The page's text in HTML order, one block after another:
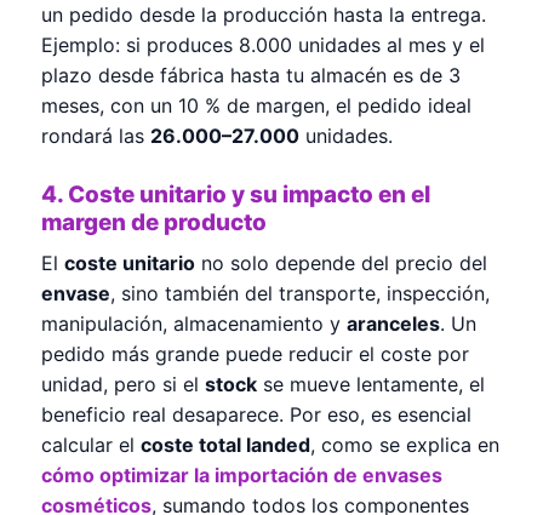
un pedido desde la producción hasta la entrega.
Ejemplo: si produces 8.000 unidades al mes y el
plazo desde fábrica hasta tu almacén es de 3
meses, con un 10 % de margen, el pedido ideal
rondará las 26.000–27.000 unidades.
4. Coste unitario y su impacto en el
margen de producto
El coste unitario no solo depende del precio del
envase, sino también del transporte, inspección,
manipulación, almacenamiento y aranceles. Un
pedido más grande puede reducir el coste por
unidad, pero si el stock se mueve lentamente, el
beneficio real desaparece. Por eso, es esencial
calcular el coste total landed, como se explica en
cómo optimizar la importación de envases
cosméticos, sumando todos los componentes